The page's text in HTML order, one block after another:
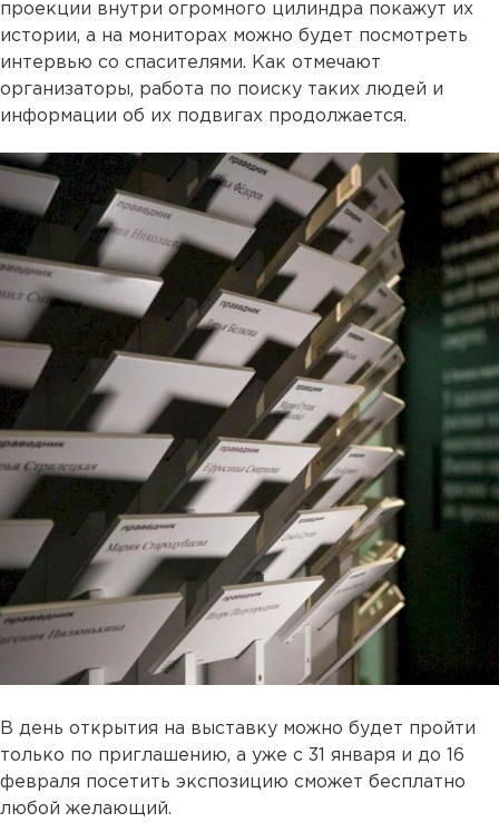
проекции внутри огромного цилиндра покажут их
истории, а на мониторах можно будет посмотреть
интервью со спасителями. Как отмечают
организаторы, работа по поиску таких людей и
информации об их подвигах продолжается.
В день открытия на выставку можно будет пройти
только по приглашению, а уже с 31 января и до 16
февраля посетить экспозицию сможет бесплатно
любой желающий.